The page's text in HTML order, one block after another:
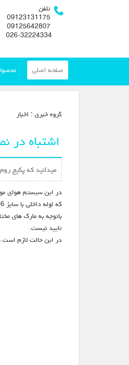
تلفن
09123131175
09125642807
صفحه اصلی
گروه خبري : اخبار
اشتباه
میدانید که پکیج
در این سیستم هوای
که لوله داخلی با سایز 6 سانتیمتر مخصوص تخلیه دود، و لوله خارجی با سایز 10 سانتیمتر مخصوص تامین هوا می باشد.
تایید نیست.
در این حالت لازم